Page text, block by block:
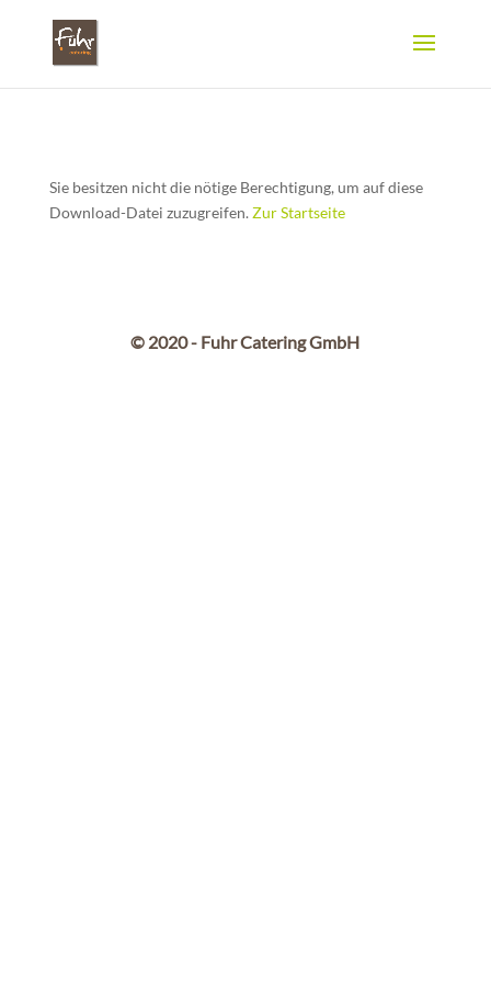
Sie besitzen nicht die nötige Berechtigung, um auf diese
Download-Datei zuzugreifen. Zur Startseite
© 2020 - Fuhr Catering GmbH